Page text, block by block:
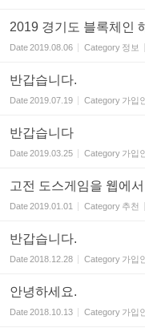
2019 경기도 블록체인
Date2019.08.06 Category 정보
반갑습니다.
Date2019.07.19 Category 가입
반갑습니다
Date2019.03.25 Category 가입
고전 도스게임을 웹에서
Date2019.01.01 Category 추천
반갑습니다.
Date2018.12.28 Category 가입
안녕하세요.
Date2018.10.13 Category 가입